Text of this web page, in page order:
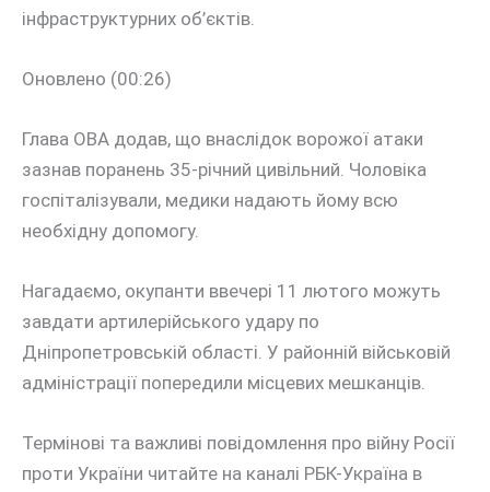
інфраструктурних об’єктів.
Оновлено (00:26)
Глава ОВА додав, що внаслідок ворожої атаки
зазнав поранень 35-річний цивільний. Чоловіка
госпіталізували, медики надають йому всю
необхідну допомогу.
Нагадаємо, окупанти ввечері 11 лютого можуть
завдати артилерійського удару по
Дніпропетровській області. У районній військовій
адміністрації попередили місцевих мешканців.
Термінові та важливі повідомлення про війну Росії
проти України читайте на каналі РБК-Україна в